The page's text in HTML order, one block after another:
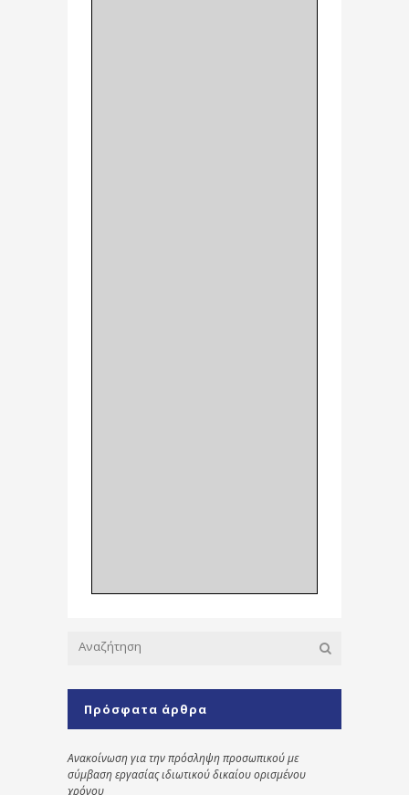
Πρόσφατα άρθρα
Ανακοίνωση για την πρόσληψη προσωπικού με
σύμβαση εργασίας ιδιωτικού δικαίου ορισμένου
χρόνου